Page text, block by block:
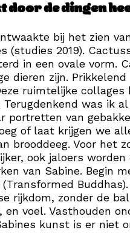
door de dingen
bij het zien
(studies 2019).
in een ovale vorm.
dieren zijn. Prikkelend
ruimtelijke collages
was ik
portretten van
of laat krijgen we
brooddeeg. Voor het
ook jaloers worden
van Sabine. Begin
rijkdom, zonder de
en voel. Vasthouden
kunst is er niet